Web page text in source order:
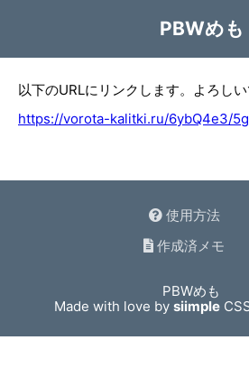
PBWめも
以下のURLにリンクします。よろしい
https://vorota-kalitki.ru/6ybQ4e3/
使用方法
作成済メモ
PBWめも
Made with love bysiimple